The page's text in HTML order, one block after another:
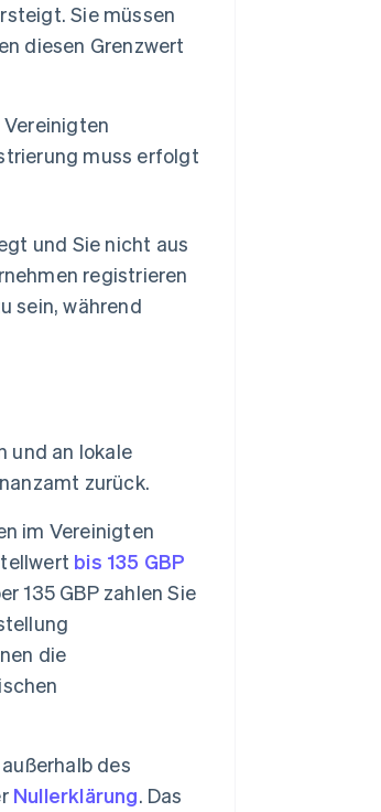
Sie müssen
diesen Grenzwert
muss erfolgt
und Sie nicht aus
registrieren
sein, während
und an lokale
zurück.
im Vereinigten
bis 135 GBP
135 GBP zahlen Sie
die
des
Nullerklärung. Das